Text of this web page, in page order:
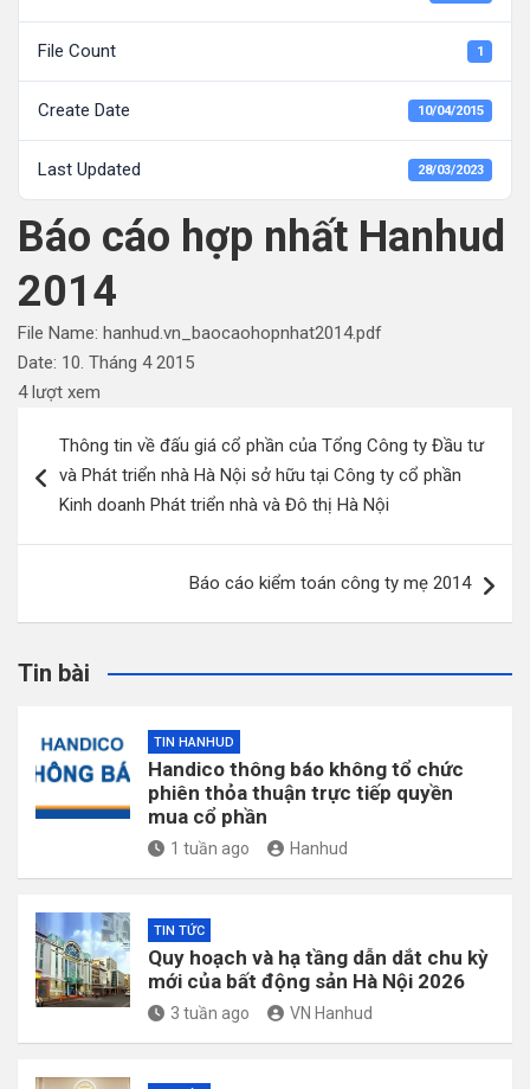
File Count 1
Create Date 10/04/2015
Last Updated 28/03/2023
Báo cáo hợp nhất Hanhud
2014
File Name: hanhud.vn_baocaohopnhat2014.pdf
Date: 10. Tháng 4 2015
4 lượt xem
hướng
viết
Thông tin về đấu giá cổ phần của Tổng Công ty Đầu tư
và Phát triển nhà Hà Nội sở hữu tại Công ty cổ phần
Kinh doanh Phát triển nhà và Đô thị Hà Nội
Báo cáo kiểm toán công ty mẹ 2014
Tin bài
TIN HANHUD
Handico thông báo không tổ chức
phiên thỏa thuận trực tiếp quyền
mua cổ phần
1 tuần ago Hanhud
TIN TỨC
Quy hoạch và hạ tầng dẫn dắt chu kỳ
mới của bất động sản Hà Nội 2026
3 tuần ago VN Hanhud